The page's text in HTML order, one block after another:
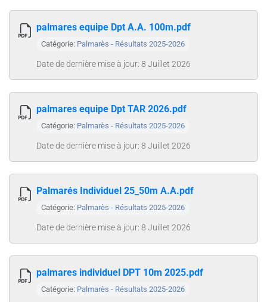
palmares equipe Dpt A.A. 100m.pdf
Catégorie: Palmarès - Résultats 2025-2026
Date de dernière mise à jour: 8 Juillet 2026
palmares equipe Dpt TAR 2026.pdf
Catégorie: Palmarès - Résultats 2025-2026
Date de dernière mise à jour: 8 Juillet 2026
Palmarés Individuel 25_50m A.A.pdf
Catégorie: Palmarès - Résultats 2025-2026
Date de dernière mise à jour: 8 Juillet 2026
palmares individuel DPT 10m 2025.pdf
Catégorie: Palmarès - Résultats 2025-2026